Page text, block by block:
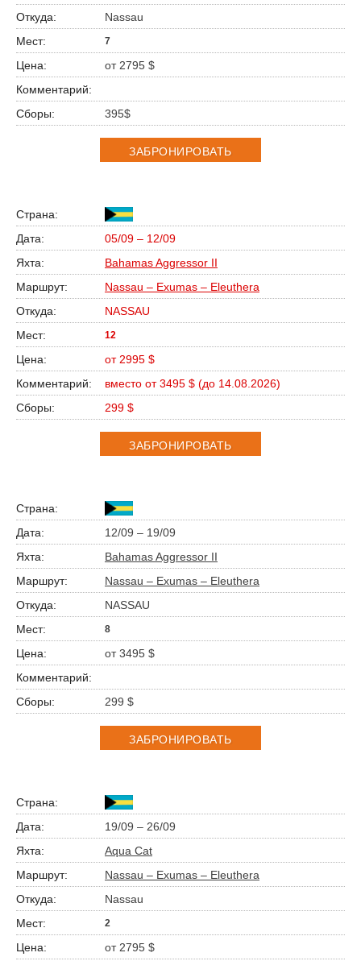
Nassau
7
от 2795 $
395$
ЗАБРОНИРОВАТЬ
05/09 – 12/09
Bahamas Aggressor II
Nassau – Exumas – Eleuthera
NASSAU
12
от 2995 $
вместо от 3495 $ (до 14.08.2026)
299 $
ЗАБРОНИРОВАТЬ
12/09 – 19/09
Bahamas Aggressor II
Nassau – Exumas – Eleuthera
NASSAU
8
от 3495 $
299 $
ЗАБРОНИРОВАТЬ
19/09 – 26/09
Aqua Cat
Nassau – Exumas – Eleuthera
Nassau
2
от 2795 $